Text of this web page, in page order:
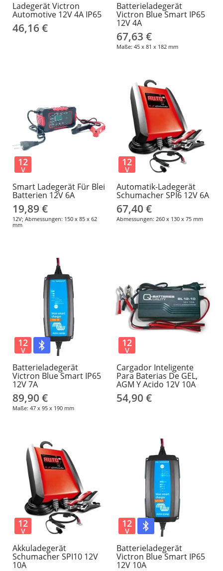
Ladegerät Victron
Automotive 12V 4A IP65
46,16 €
Batterieladegerät
Victron Blue Smart IP65
12V 4A
67,63 €
Maße: 45 x 81 x 182 mm
Smart Ladegerät Für Blei
Batterien 12V 6A
19,89 €
12V; Abmessungen: 150 x 85 x 62
mm
12
V
Automatik-Ladegerät
Schumacher SPI6 12V 6A
67,40 €
Abmessungen: 260 x 130 x 75 mm
12
V
Batterieladegerät
Victron Blue Smart IP65
12V 7A
89,90 €
Maße: 47 x 95 x 190 mm
12
V
Cargador Inteligente
Para Baterias De GEL,
AGM Y Acido 12V 10A
54,90 €
12
V
Akkuladegerät
Schumacher SPI10 12V
10A
12
V
Batterieladegerät
Victron Blue Smart IP65
12V 10A
12
V